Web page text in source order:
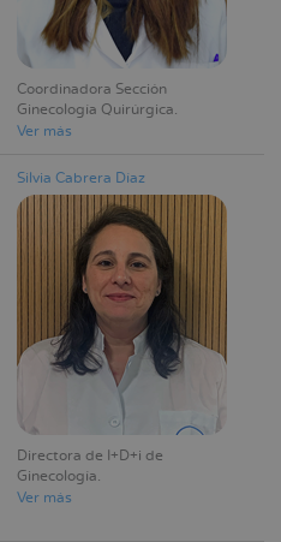
Coordinadora Sección
Ginecología Quirúrgica
Ver más
Silvia Cabrera Díaz
Directora de I+D+i de
Ginecología
Ver más